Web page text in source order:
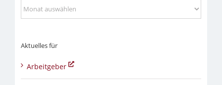
Aktuelles
aus
Aktuelles für
Arbeitgeber